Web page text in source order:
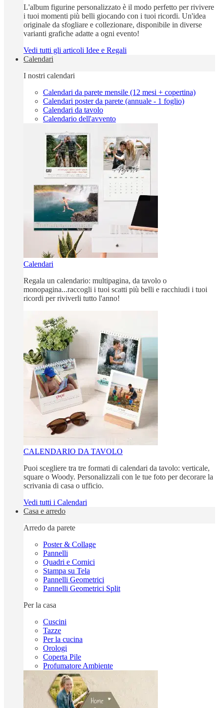
L'album figurine personalizzato è il modo perfetto per rivivere
i tuoi momenti più belli giocando con i tuoi ricordi. Un'idea
originale da sfogliare e collezionare, disponibile in diverse
varianti grafiche adatte a ogni evento!
Vedi tutti gli articoli Idee e Regali
Calendari
I nostri calendari
Calendari da parete mensile (12 mesi + copertina)
Calendari poster da parete (annuale - 1 foglio)
Calendari da tavolo
Calendario dell'avvento
Calendari
Regala un calendario: multipagina, da tavolo o
monopagina...raccogli i tuoi scatti più belli e racchiudi i tuoi
ricordi per riviverli tutto l'anno!
CALENDARIO DA TAVOLO
Puoi scegliere tra tre formati di calendari da tavolo: verticale,
square o Woody. Personalizzali con le tue foto per decorare la
scrivania di casa o ufficio.
Vedi tutti i Calendari
Casa e arredo
Arredo da parete
Poster & Collage
Pannelli
Quadri e Cornici
Stampa su Tela
Pannelli Geometrici
Pannelli Geometrici Split
Per la casa
Cuscini
Tazze
Per la cucina
Orologi
Coperta Pile
Profumatore Ambiente